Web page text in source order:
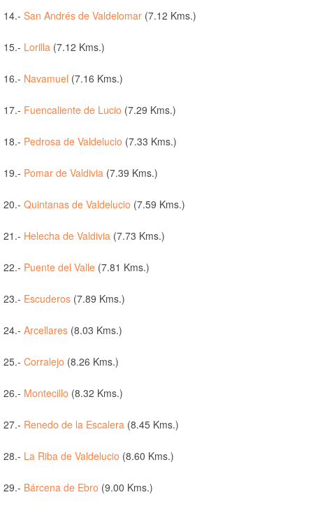
14.- San Andrés de Valdelomar (7.12 Kms.)
15.- Lorilla (7.12 Kms.)
16.- Navamuel (7.16 Kms.)
17.- Fuencaliente de Lucio (7.29 Kms.)
18.- Pedrosa de Valdelucio (7.33 Kms.)
19.- Pomar de Valdivia (7.39 Kms.)
20.- Quintanas de Valdelucio (7.59 Kms.)
21.- Helecha de Valdivia (7.73 Kms.)
22.- Puente del Valle (7.81 Kms.)
23.- Escuderos (7.89 Kms.)
24.- Arcellares (8.03 Kms.)
25.- Corralejo (8.26 Kms.)
26.- Montecillo (8.32 Kms.)
27.- Renedo de la Escalera (8.45 Kms.)
28.- La Riba de Valdelucio (8.60 Kms.)
29.- Bárcena de Ebro (9.00 Kms.)